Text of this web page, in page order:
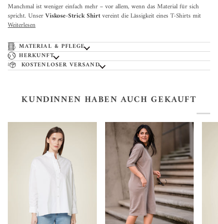
Manchmal ist weniger einfach mehr – vor allem, wenn das Material für sich
spricht. UnserViskose-Strick Shirtvereint die Lässigkeit eines T-Shirts mit
Weiterlesen
MATERIAL & PFLEGE
HERKUNFT
KOSTENLOSER VERSAND
KUNDINNEN HABEN AUCH GEKAUFT